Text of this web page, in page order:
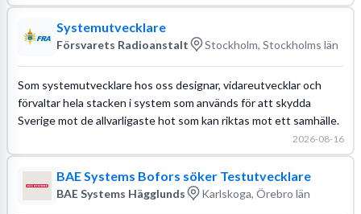
Systemutvecklare
Försvarets Radioanstalt Stockholm, Stockholms län
Som systemutvecklare hos oss designar, vidareutvecklar och
förvaltar hela stacken i system som används för att skydda
Sverige mot de allvarligaste hot som kan riktas mot ett samhälle.
2026-08-16
BAE Systems Bofors söker Testutvecklare
BAE Systems Hägglunds Karlskoga, Örebro län